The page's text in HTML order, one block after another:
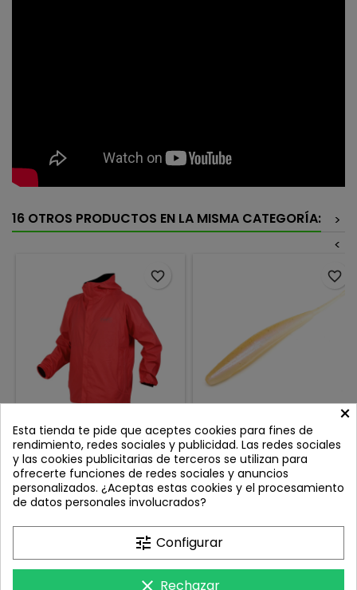
16 OTROS PRODUCTOS EN LA MISMA CATEGORÍA:
>
<
CHAQUETA HART ARDORA-
J IMPERMEABLE
Review(s):0
Cuando el clima se pone
duro, la Chaqueta Predator
Ardora responde. Diseñada
conocen la palabra
“rendirse”, esta chaqueta
de peso
medio ofrece protección
Precio
73,00 €
Añadir al carrito
favorite_border
REINS SWAMP SHAD 4''
WAKASAGI B07
Review(s):
El Reins Swamp Shad 4" es un
señuelo tipo shad con cola
pin extremadamente versátil
con ranuras en el vientre y en
la espalda, permite un
favorite_border
×
Esta tienda te pide que aceptes cookies para fines de
rendimiento, redes sociales y publicidad. Las redes sociales
y las cookies publicitarias de terceros se utilizan para
ofrecerte funciones de redes sociales y anuncios
personalizados. ¿Aceptas estas cookies y el procesamiento
de datos personales involucrados?
tune Configurar
clear Rechazar